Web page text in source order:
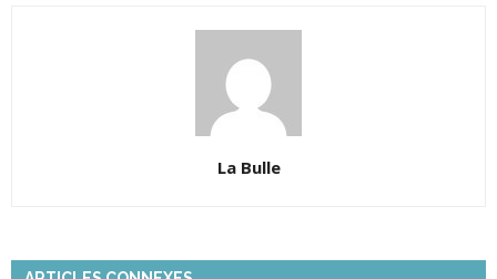
La Bulle